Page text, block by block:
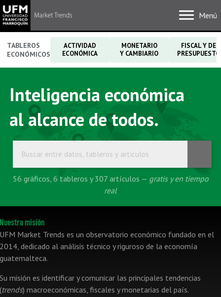
Menú
TABLEROS
ECONÓMICOS
ACTIVIDAD
ECONÓMICA
MONETARIO
Y CAMBIARIO
FISCAL Y DE
PRESUPUESTO
Inteligencia económica
al alcance de todos.
56 gráficos , 6tableros y 307 artículos — gratis y en tiempo
real
Nuestra misión
UFM Market Trends es un observatorio económico fundado en el
2014, dedicado al análisis técnico y riguroso de la economía
guatemalteca.
Su misión es identificar y comunicar las principales tendencias
(trends) macroeconómicas, fiscales y monetarias del país.